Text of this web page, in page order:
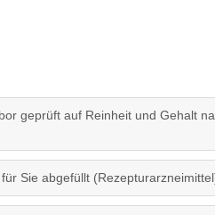
geprüft auf Reinheit und Gehalt
Sie abgefüllt